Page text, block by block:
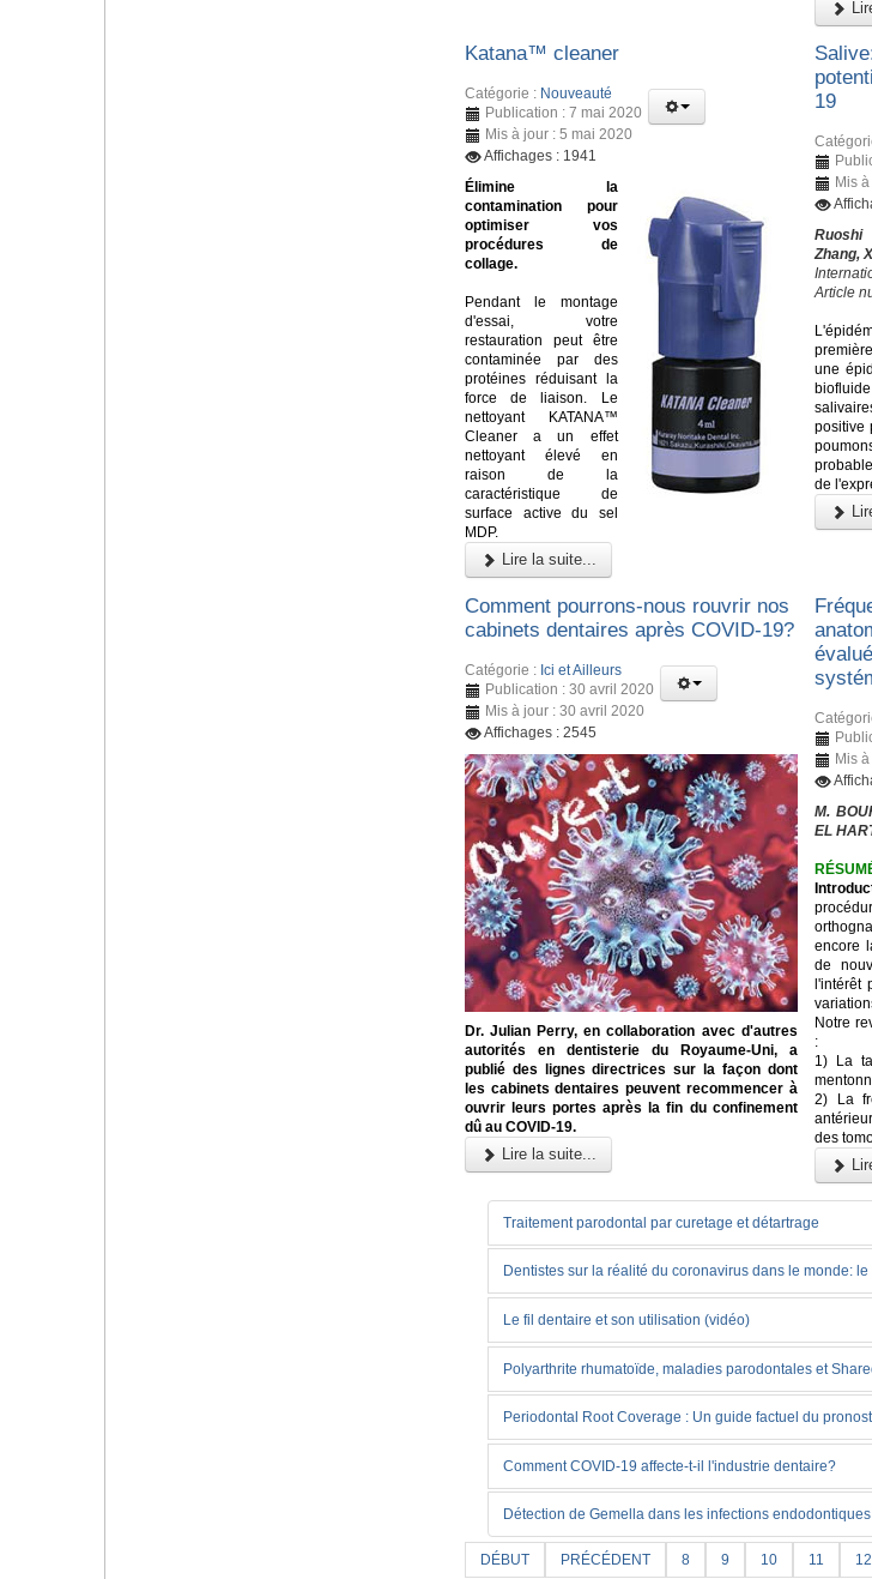
Katana™ cleaner
Catégorie : Nouveauté
Publication : 7 mai 2020
Mis à jour : 5 mai 2020
Affichages : 1941
Élimine la
contamination pour
optimiser vos
procédures de
collage.
Pendant le montage
d'essai, votre
restauration peut être
contaminée par des
protéines réduisant la
force de liaison. Le
nettoyant KATANA™
Cleaner a un effet
nettoyant élevé en
raison de la
caractéristique de
surface active du sel
MDP.
Lire la suite...
19
Mis
Zhang,
Article
une
positive
de
Comment pourrons-nous rouvrir nos
cabinets dentaires après COVID-19?
Catégorie : Ici et Ailleurs
Publication : 30 avril 2020
Mis à jour : 30 avril 2020
Affichages : 2545
Dr. Julian Perry, en collaboration avec d'autres
autorités en dentisterie du Royaume-Uni, a
publié des lignes directrices sur la façon dont
les cabinets dentaires peuvent recommencer à
ouvrir leurs portes après la fin du confinement
dû au COVID-19.
Lire la suite...
Mis
M.
EL
encore
de
l'intérêt
Notre
:
1) La
2) La
des
Traitement parodontal par curetage et détartrage
Dentistes sur la réalité du coronavirus dans le monde:
Le fil dentaire et son utilisation (vidéo)
Polyarthrite rhumatoïde, maladies parodontales et
Periodontal Root Coverage : Un guide factuel du
Comment COVID-19 affecte-t-il l'industrie dentaire?
Détection de Gemella dans les infections
DÉBUT PRÉCÉDENT 8 9 10 11 12